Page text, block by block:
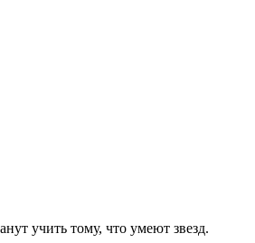
учить тому, что умеют звезд.